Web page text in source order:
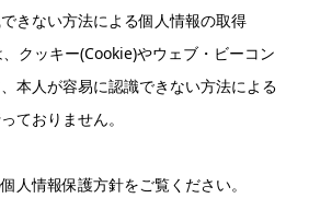
きない方法による個人情報の取得
クッキー(Cookie)やウェブ・ビーコン
本人が容易に認識できない方法による
ておりません。
人情報保護方針をご覧ください。